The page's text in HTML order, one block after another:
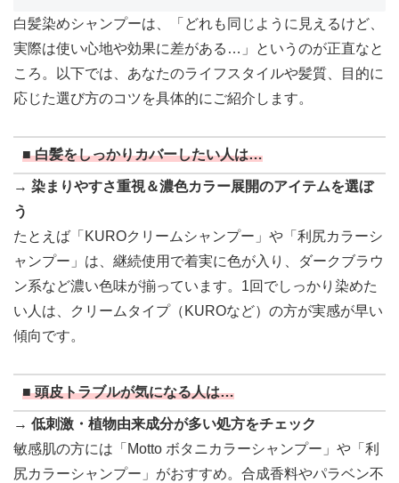
白髪染めシャンプーは、「どれも同じように見えるけど、
実際は使い心地や効果に差がある…」というのが正直なと
ころ。以下では、あなたのライフスタイルや髪質、目的に
応じた選び方のコツを具体的にご紹介します。
■ 白髪をしっかりカバーしたい人は…
→ 染まりやすさ重視＆濃色カラー展開のアイテムを選ぼ
う
たとえば「KUROクリームシャンプー」や「利尻カラーシ
ャンプー」は、継続使用で着実に色が入り、ダークブラウ
ン系など濃い色味が揃っています。1回でしっかり染めた
い人は、クリームタイプ（KUROなど）の方が実感が早い
傾向です。
■ 頭皮トラブルが気になる人は…
→ 低刺激・植物由来成分が多い処方をチェック
敏感肌の方には「Motto ボタニカラーシャンプー」や「利
尻カラーシャンプー」がおすすめ。合成香料やパラベン不